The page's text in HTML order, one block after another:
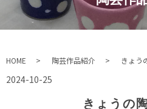
HOME 陶芸作品紹介 きょう
2024-10-25
きょうの